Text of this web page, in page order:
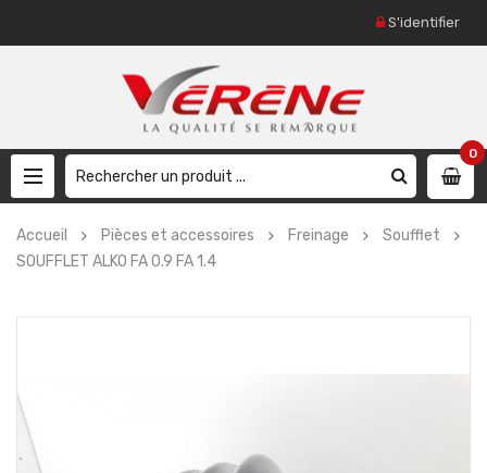
S'identifier
0
Accueil Pièces et accessoires Freinage
Soufflet
SOUFFLET ALKO FA 0.9 FA 1.4